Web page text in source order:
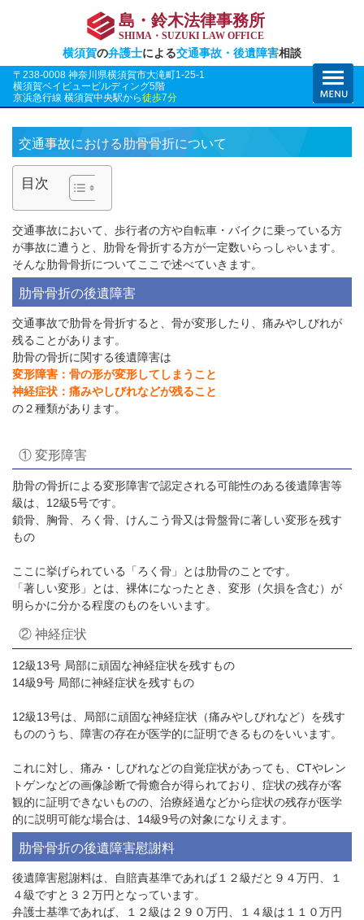
島・鈴木法律事務所
SHIMA・SUZUKI LAW OFFICE
横須賀の弁護士による交通事故・後遺障害相談
〒238-0008 神奈川県横須賀市大滝町1-25-1
横須賀ベイビュービルディング5階
京浜急行線 横須賀中央駅から徒歩7分
交通事故における肋骨骨折について
目次
交通事故において、歩行者の方や自転車・バイクに乗っている方
が事故に遭うと、肋骨を骨折する方が一定数いらっしゃいます。
そんな肋骨骨折についてここで述べていきます。
肋骨骨折の後遺障害
交通事故で肋骨を骨折すると、骨が変形したり、痛みやしびれが
残ることがあります。
肋骨の骨折に関する後遺障害は
変形障害：骨の形が変形してしまうこと
神経症状：痛みやしびれなどが残ること
の２種類があります。
① 変形障害
肋骨の骨折による変形障害で認定される可能性のある後遺障害等
級は、12級5号です。
鎖骨、胸骨、ろく骨、けんこう骨又は骨盤骨に著しい変形を残す
もの
ここに挙げられている「ろく骨」とは肋骨のことです。
「著しい変形」とは、裸体になったとき、変形（欠損を含む）が
明らかに分かる程度のものをいいます。
② 神経症状
12級13号 局部に頑固な神経症状を残すもの
14級9号 局部に神経症状を残すもの
12級13号は、局部に頑固な神経症状（痛みやしびれなど）を残す
もののうち、障害の存在が医学的に証明できるものをいいます。
これに対し、痛み・しびれなどの自覚症状があっても、CTやレン
トゲンなどの画像診断で骨癒合が得られており、症状の残存が客
観的に証明できないものの、治療経過などから症状の残存が医学
的に説明可能な場合は、14級9号の対象になりえます。
肋骨骨折の後遺障害慰謝料
後遺障害慰謝料は、自賠責基準であれば１２級だと９４万円、１
４級ですと３２万円となっています。
弁護士基準であれば、１２級は２９０万円、１４級は１１０万円